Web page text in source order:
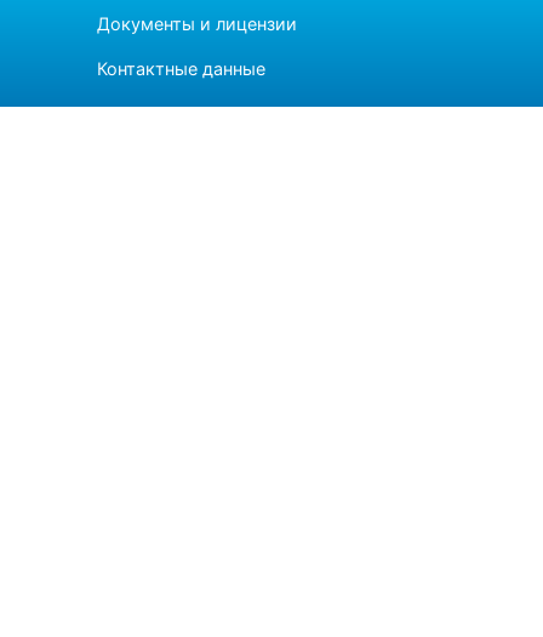
Документы и лицензии
Контактные данные